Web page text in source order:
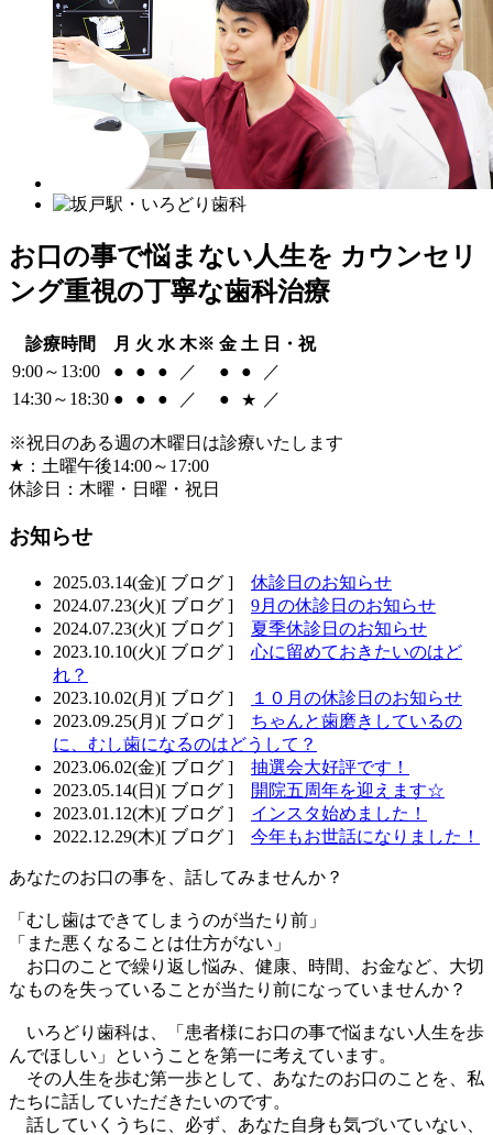
お口の事で悩まない人生を カウンセリ
ング重視の丁寧な歯科治療
診療時間 月 火 水 木※ 金 土 日・祝
9:00～13:00
● ● ● ／ ● ●
／
14:30～18:30 ● ● ● ／ ● ★ ／
※祝日のある週の木曜日は診療いたします
★ ：土曜午後14:00～17:00
休診日：木曜・日曜・祝日
お知らせ
2025.03.14(金)[ ブログ ] 休診日のお知らせ
2024.07.23(火)[ ブログ ] 9月の休診日のお知らせ
2024.07.23(火)[ ブログ ] 夏季休診日のお知らせ
2023.10.10(火)[ ブログ ] 心に留めておきたいのはど
れ？
2023.10.02(月)[ ブログ ]
１０月の休診日のお知らせ
2023.09.25(月)[ ブログ ] ちゃんと歯磨きしているの
に、むし歯になるのはどうして？
2023.06.02(金)[ ブログ ] 抽選会大好評です！
2023.05.14(日)[ ブログ ]
開院五周年を迎えます☆
2023.01.12(木)[ ブログ ] インスタ始めました！
2022.12.29(木)[ ブログ ] 今年もお世話になりました！
あなたのお口の事を、話してみませんか？
「むし歯はできてしまうのが当たり前」
「また悪くなることは仕方がない」
お口のことで繰り返し悩み、健康、時間、お金など、大切
なものを失っていることが当たり前になっていませんか？
いろどり歯科は、「 患者様にお口の事で悩まない人生を歩
んでほしい 」ということを第一に考えています。
その人生を歩む第一歩として、あなたのお口のことを、私
たちに話していただきたいのです。
話していくうちに、必ず、あなた自身も気づいていない、